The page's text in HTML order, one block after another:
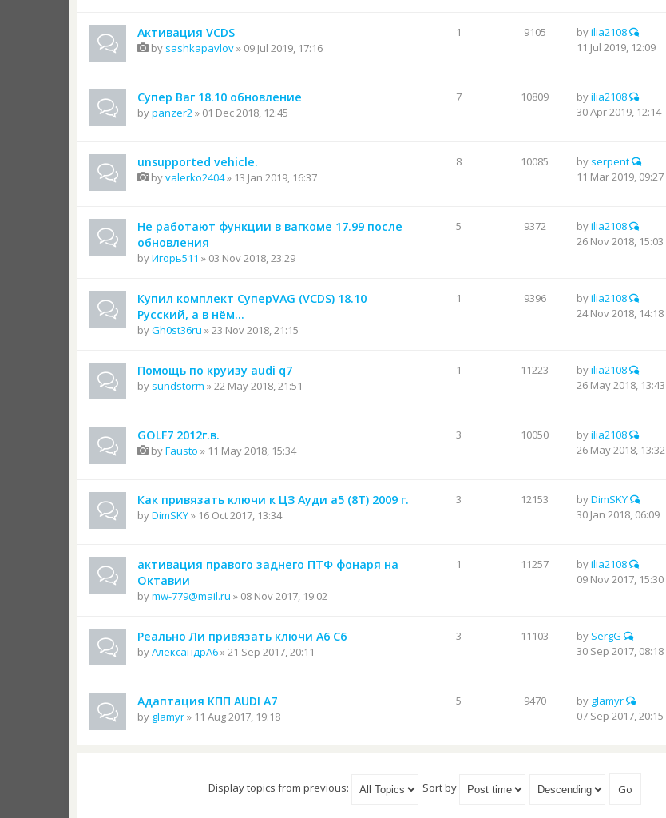
Активация VCDS
by sashkapavlov» 09 Jul 2019, 17:16
1 9105 byilia2108
11 Jul 2019, 12:09
Супер Ваг 18.10 обновление
bypanzer2» 01 Dec 2018, 12:45
7 10809 byilia2108
30 Apr 2019, 12:14
unsupported vehicle.
byvalerko2404» 13 Jan 2019, 16:37
8 10085 by serpent
11 Mar 2019, 09:27
Не работают функции в вагкоме 17.99 после
обновления
byИгорь511 » 03 Nov 2018, 23:29
5 9372 byilia2108
26 Nov 2018, 15:03
Купил комплект СуперVAG (VCDS) 18.10
Русский, а в нём...
byGh0st36ru » 23 Nov 2018, 21:15
1 9396 byilia2108
24 Nov 2018, 14:18
Помощь по круизу audi q7
by sundstorm » 22 May 2018, 21:51
1 11223 byilia2108
26 May 2018, 13:43
GOLF7 2012г.в.
byFausto » 11 May 2018, 15:34
3 10050 byilia2108
26 May 2018, 13:32
Как привязать ключи к ЦЗ Ауди а5 (8T) 2009 г.
byDimSKY» 16 Oct 2017, 13:34
3 12153 byDimSKY
30 Jan 2018, 06:09
активация правого заднего ПТФ фонаря на
Октавии
bymw-779@mail.ru » 08 Nov 2017, 19:02
1 11257 byilia2108
09 Nov 2017, 15:30
Реально Ли привязать ключи А6 С6
byАлександрА6» 21 Sep 2017, 20:11
3 11103 by SergG
30 Sep 2017, 08:18
Адаптация КПП AUDI A7
by glamyr» 11 Aug 2017, 19:18
5 9470 by glamyr
07 Sep 2017, 20:15
Display topics from previous: Sort by